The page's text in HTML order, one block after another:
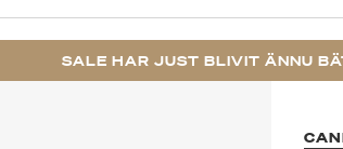
SALE HAR JUST BLIVIT ÄNNU